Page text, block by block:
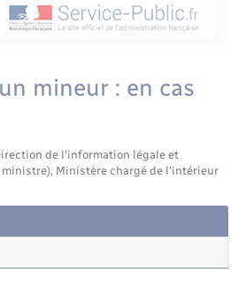
mineur : en cas
de l'information légale et
Ministère chargé de l'intérieur